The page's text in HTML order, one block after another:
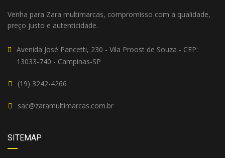
Venha para Zara multimarcas, compromisso com a qualidade,
preço justo e autenticidade.
Avenida José Pancetti, 230 - Vila Proost de Souza - CEP:
13033-740 - Campinas-SP
(19) 3242-4266
sac@zaramultimarcas.com.br
SITEMAP